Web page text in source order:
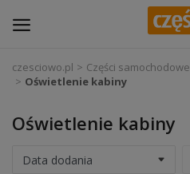
Zaloguj się
Zarejestruj
czesciowo.pl Części samochodowe
Oświetlenie kabiny
Oświetlenie kabiny